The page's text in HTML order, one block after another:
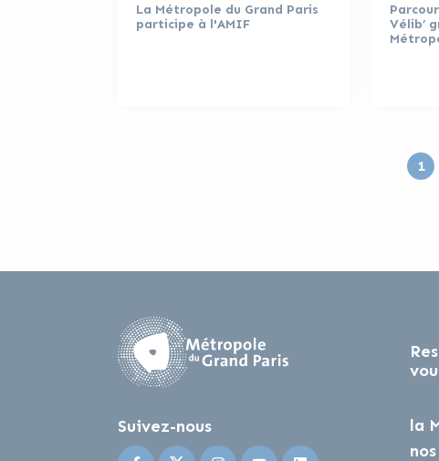
La Métropole du Grand Paris
participe à l'AMIF
Vélib’
1
Suivez-nous
Suivez-nous sur Facebook
Suivez-nous sur Twitter
Suivez-nous sur Instagram
Suivez-nous sur
Suivez-nous sur
la